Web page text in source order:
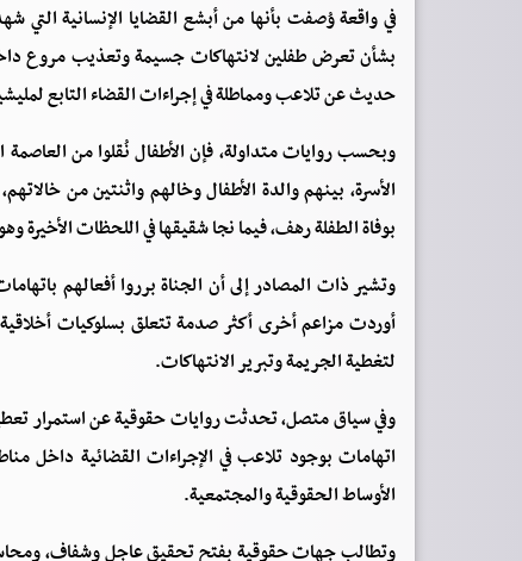
في واقعة وُصفت بأنها من أبشع القضايا الإنسانية
بشأن تعرض طفلين لانتهاكات جسيمة وتعذيب مروع
حديث عن تلاعب ومماطلة في إجراءات القضاء التابع
وبحسب روايات متداولة، فإن الأطفال نُقلوا من
الأسرة، بينهم والدة الأطفال وخالهم واثنتين من
بوفاة الطفلة رهف، فيما نجا شقيقها في اللحظات الأخيرة
وتشير ذات المصادر إلى أن الجناة برروا أفعالهم
أوردت مزاعم أخرى أكثر صدمة تتعلق بسلوكيات
لتغطية الجريمة وتبرير الانتهاكات.
وفي سياق متصل، تحدثت روايات حقوقية عن استمرار
اتهامات بوجود تلاعب في الإجراءات القضائية داخل
الأوساط الحقوقية والمجتمعية.
وتطالب جهات حقوقية بفتح تحقيق عاجل وشفاف،